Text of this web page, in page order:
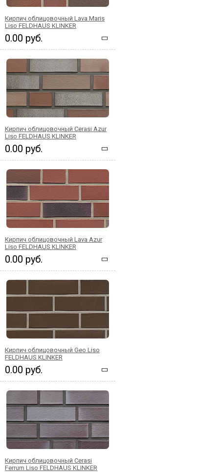
Кирпич облицовочный Lava Maris
Liso FELDHAUS KLINKER
0.00 руб.
Кирпич облицовочный Cerasi Azur
Liso FELDHAUS KLINKER
0.00 руб.
Кирпич облицовочный Lava Azur
Liso FELDHAUS KLINKER
0.00 руб.
Кирпич облицовочный Geo Liso
FELDHAUS KLINKER
0.00 руб.
Кирпич облицовочный Cerasi
Ferrum Liso FELDHAUS KLINKER